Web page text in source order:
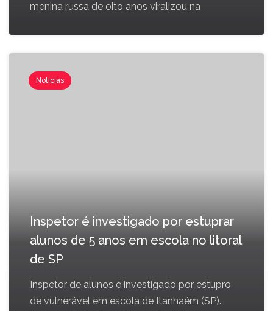
menina russa de oito anos viralizou na
Notícias
Inspetor é investigado por estuprar
alunos de 5 anos em escola no litoral
de SP
Inspetor de alunos é investigado por estupro
de vulnerável em escola de Itanhaém (SP).